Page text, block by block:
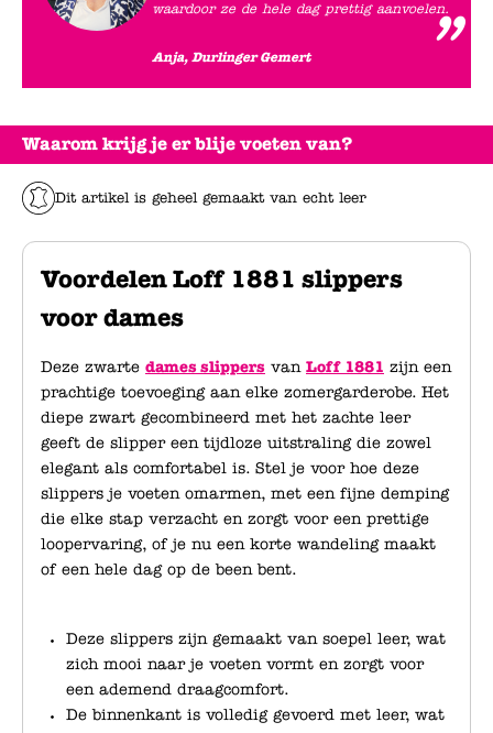
Waarom krijg je er blije voeten van?
Dit artikel is geheel gemaakt van echt leer
Voordelen Loff 1881 slippers
voor dames
Deze zwarte dames slippers van Loff 1881 zijn een
prachtige toevoeging aan elke zomergarderobe. Het
diepe zwart gecombineerd met het zachte leer
geeft de slipper een tijdloze uitstraling die zowel
elegant als comfortabel is. Stel je voor hoe deze
slippers je voeten omarmen, met een fijne demping
die elke stap verzacht en zorgt voor een prettige
loopervaring, of je nu een korte wandeling maakt
of een hele dag op de been bent.
Deze slippers zijn gemaakt van soepel leer, wat
zich mooi naar je voeten vormt en zorgt voor
een ademend draagcomfort.
De binnenkant is volledig gevoerd met leer, wat
waardoor ze de hele dag prettig aanvoelen.
Anja, Durlinger Gemert